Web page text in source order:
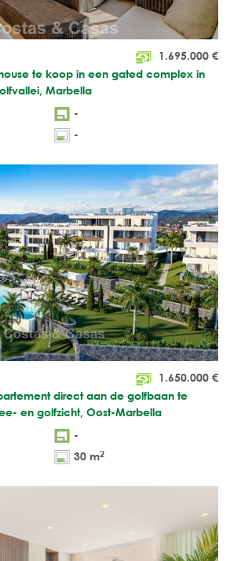
1.695.000 €
te koop in een gated complex in
Marbella
-
-
1.650.000 €
direct aan de golfbaan te
en golfzicht, Oost-Marbella
-
30 m2